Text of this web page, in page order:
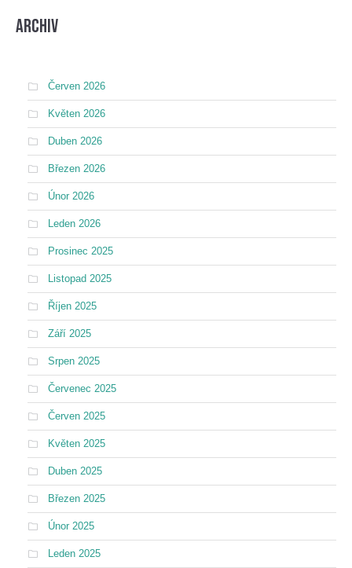
Archiv
Červen 2026
Květen 2026
Duben 2026
Březen 2026
Únor 2026
Leden 2026
Prosinec 2025
Listopad 2025
Říjen 2025
Září 2025
Srpen 2025
Červenec 2025
Červen 2025
Květen 2025
Duben 2025
Březen 2025
Únor 2025
Leden 2025